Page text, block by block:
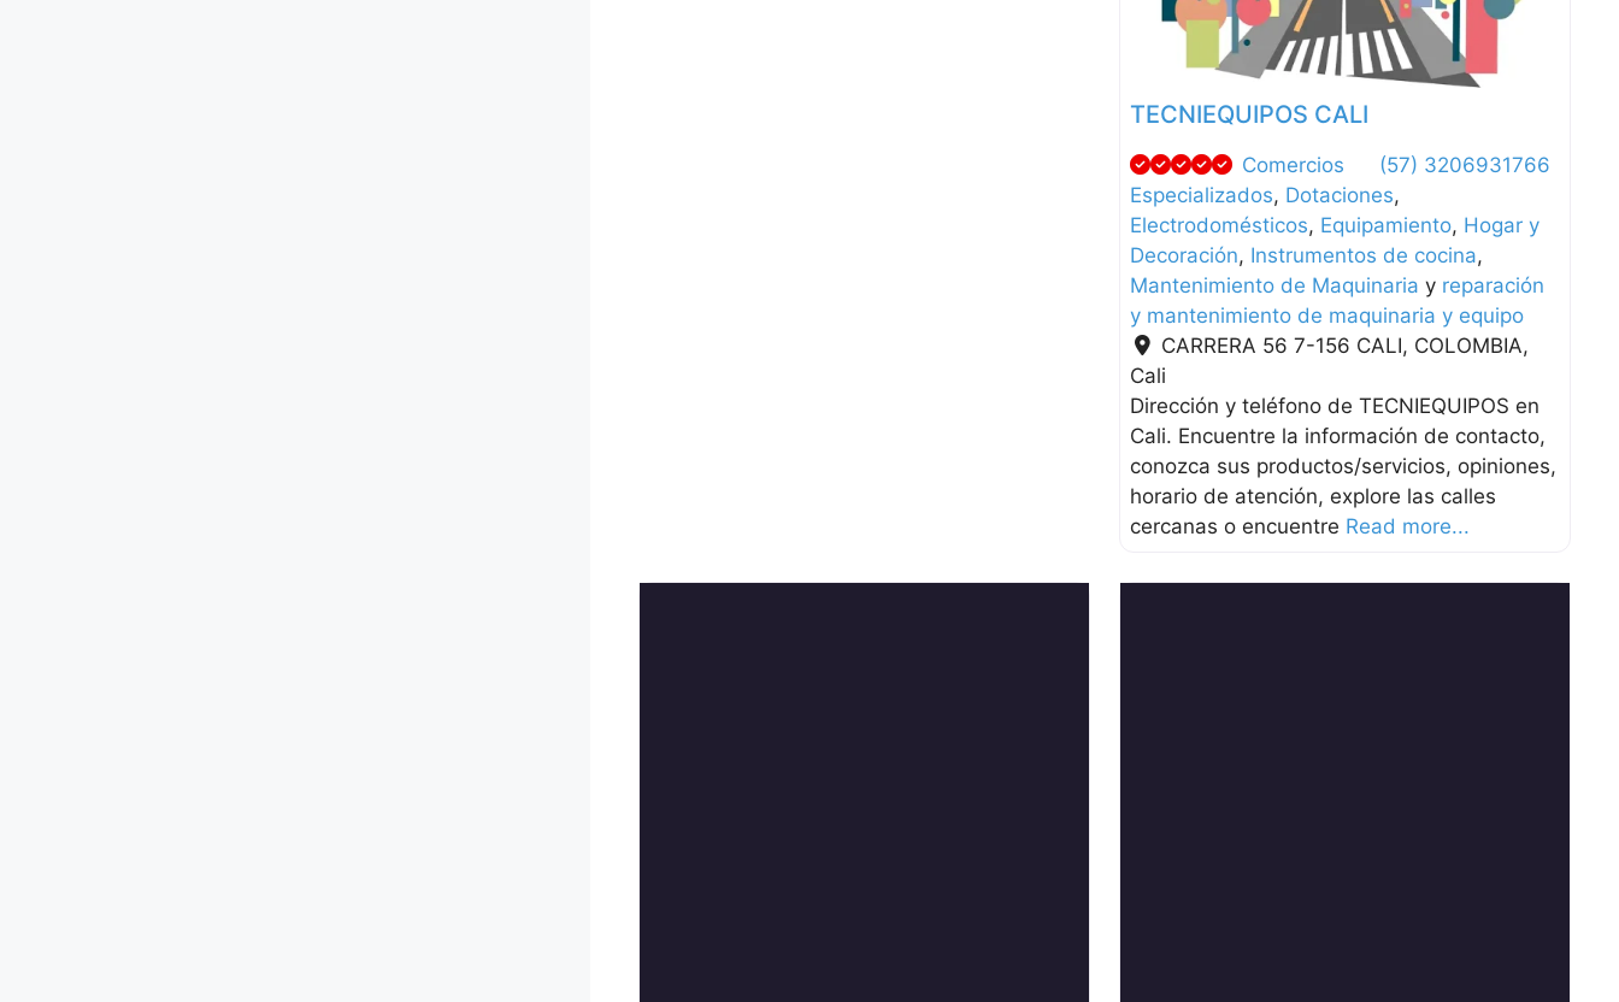
TECNIEQUIPOS CALI
(57) 3206931766
Comercios
Especializados, Dotaciones,
Electrodomésticos, Equipamiento, Hogar y
Decoración, Instrumentos de cocina,
Mantenimiento de Maquinaria y reparación
y mantenimiento de maquinaria y equipo
CARRERA 56 7-156 CALI, COLOMBIA,
Cali
Dirección y teléfono de TECNIEQUIPOS en
Cali. Encuentre la información de contacto,
conozca sus productos/servicios, opiniones,
horario de atención, explore las calles
cercanas o encuentre Read more...